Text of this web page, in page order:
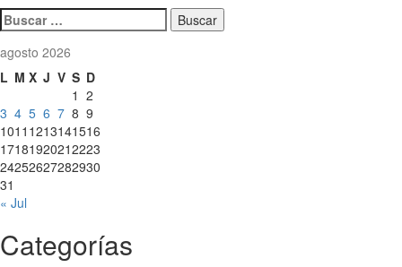
Buscar:
agosto 2026
L M X J V S D
1 2
3 4 5 6 7 8 9
1011 1213141516
17181920212223
24252627282930
31
« Jul
Categorías